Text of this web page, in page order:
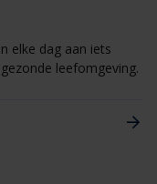
elke dag aan iets
leefomgeving.